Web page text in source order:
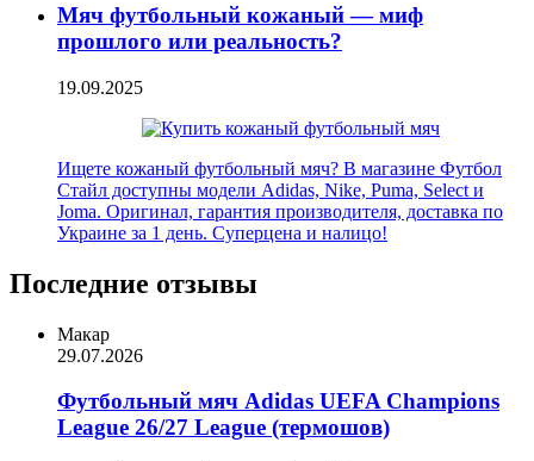
Мяч футбольный кожаный — миф
прошлого или реальность?
19.09.2025
Ищете кожаный футбольный мяч? В магазине Футбол
Стайл доступны модели Adidas, Nike, Puma, Select и
Joma. Оригинал, гарантия производителя, доставка по
Украине за 1 день. Суперцена и налицо!
Последние отзывы
Макар
29.07.2026
Футбольный мяч Adidas UEFA Champions
League 26/27 League (термошов)